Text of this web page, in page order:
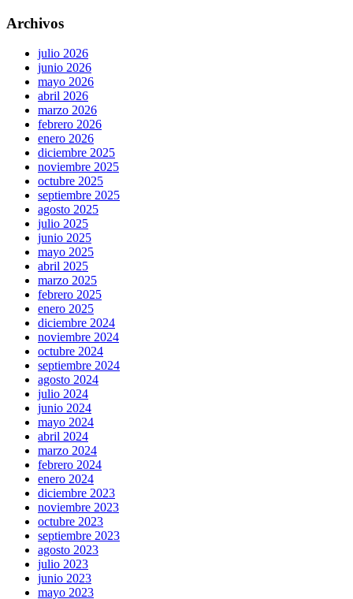
Archivos
julio 2026
junio 2026
mayo 2026
abril 2026
marzo 2026
febrero 2026
enero 2026
diciembre 2025
noviembre 2025
octubre 2025
septiembre 2025
agosto 2025
julio 2025
junio 2025
mayo 2025
abril 2025
marzo 2025
febrero 2025
enero 2025
diciembre 2024
noviembre 2024
octubre 2024
septiembre 2024
agosto 2024
julio 2024
junio 2024
mayo 2024
abril 2024
marzo 2024
febrero 2024
enero 2024
diciembre 2023
noviembre 2023
octubre 2023
septiembre 2023
agosto 2023
julio 2023
junio 2023
mayo 2023